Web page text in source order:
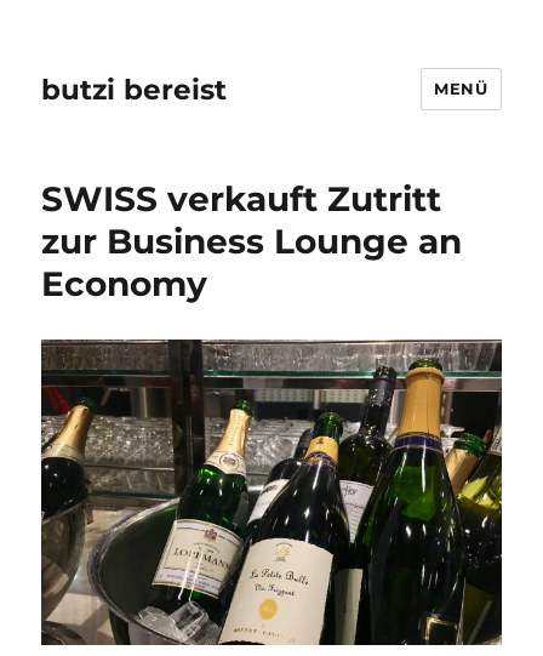
butzi bereist MENÜ
SWISS verkauft Zutritt
zur Business Lounge an
Economy